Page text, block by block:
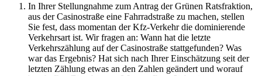
In Ihrer Stellungnahme zum Antrag der Grünen Ratsfraktion,
aus der Casinostraße eine Fahrradstraße zu machen, stellen
Sie fest, dass momentan der Kfz-Verkehr die dominierende
Verkehrsart ist. Wir fragen an: Wann hat die letzte
Verkehrszählung auf der Casinostraße stattgefunden? Was
war das Ergebnis? Hat sich nach Ihrer Einschätzung seit der
letzten Zählung etwas an den Zahlen geändert und worauf